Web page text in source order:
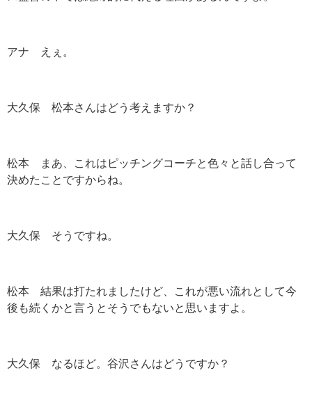
アナ えぇ。
大久保 松本さんはどう考えますか？
松本 まあ、これはピッチングコーチと色々と話し合って
決めたことですからね。
大久保 そうですね。
松本 結果は打たれましたけど、これが悪い流れとして今
後も続くかと言うとそうでもないと思いますよ。
大久保 なるほど。谷沢さんはどうですか？